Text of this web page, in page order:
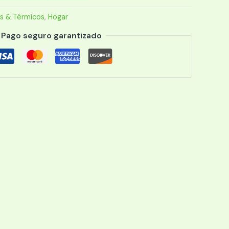
& Térmicos, Hogar
Pago seguro garantizado